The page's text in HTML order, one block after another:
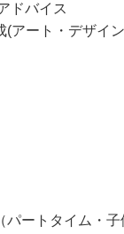
ドバイス
(アート・デザイ
ートタイム・子